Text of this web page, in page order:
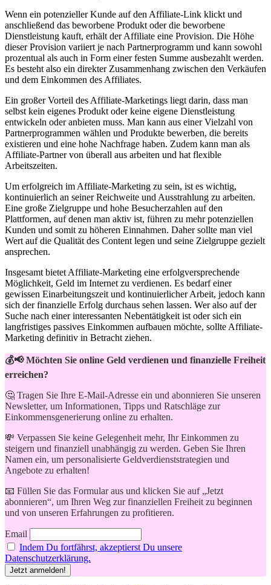
Wenn ein potenzieller Kunde auf den Affiliate-Link klickt und
anschließend das beworbene Produkt oder die ​beworbene
Dienstleistung kauft, ⁢erhält der Affiliate​ eine Provision. Die Höhe
dieser⁣ Provision variiert je nach Partnerprogramm und kann‍ sowohl
prozentual als‍ auch in Form einer festen Summe ausbezahlt ⁣werden.
Es besteht also ein direkter Zusammenhang⁣ zwischen⁢ den Verkäufen
und ‌dem Einkommen⁤ des Affiliates.
Ein großer Vorteil des Affiliate-Marketings liegt darin, ⁤dass man
⁤selbst kein eigenes Produkt oder ⁤keine eigene Dienstleistung
entwickeln⁤ oder anbieten muss.‌ Man⁤ kann aus einer Vielzahl ⁢von
⁣Partnerprogrammen wählen und Produkte⁢ bewerben, die bereits⁤
existieren ​und eine⁢ hohe‍ Nachfrage‌ haben. Zudem kann man als
Affiliate-Partner von ⁣überall aus arbeiten und​ hat flexible
⁣Arbeitszeiten.
Um erfolgreich im ⁢Affiliate-Marketing zu ⁣sein, ist es wichtig,
kontinuierlich an seiner Reichweite und Ausstrahlung zu arbeiten.
Eine große Zielgruppe und hohe ⁢Besucherzahlen auf den
Plattformen,⁢ auf‌ denen man aktiv ist, führen zu mehr potenziellen
Kunden und⁣ somit zu‌ höheren⁢ Einnahmen.‌ Daher sollte man viel
Wert auf die Qualität des Content legen und⁢ seine⁢ Zielgruppe gezielt
ansprechen.
Insgesamt bietet Affiliate-Marketing eine erfolgversprechende
Möglichkeit,⁤ Geld im Internet⁤ zu verdienen. Es bedarf‌ einer
gewissen Einarbeitungszeit und kontinuierlicher Arbeit, jedoch ‍kann
sich der finanzielle​ Erfolg durchaus sehen​ lassen.​ Wer ⁢also auf der
Suche ⁣nach einer interessanten Nebentätigkeit⁣ ist oder sich ein
langfristiges ⁣passives Einkommen aufbauen möchte, sollte Affiliate-
Marketing⁣ definitiv in Betracht ⁤ziehen.
💰📢 Möchten Sie online Geld verdienen und finanzielle Freiheit
erreichen?
🤔 Tragen Sie Ihre E-Mail-Adresse ein und abonnieren Sie unseren
Newsletter, um Informationen, Tipps und Ratschläge zur
Einkommensgenerierung online zu erhalten.
💸 Verpassen Sie keine Gelegenheit mehr, Ihr Einkommen zu
steigern und finanziell unabhängig zu werden. Geben Sie Ihren
Namen ein, um personalisierte Geldverdienststrategien und
Angebote zu erhalten!
📧 Füllen Sie das Formular aus und klicken Sie auf „Jetzt
abonnieren“, um Ihren Weg zur finanziellen Freiheit zu beginnen
und von unseren Erfahrungen zu profitieren.
Email
Indem Du fortfährst, akzeptierst Du unsere
Datenschutzerklärung.